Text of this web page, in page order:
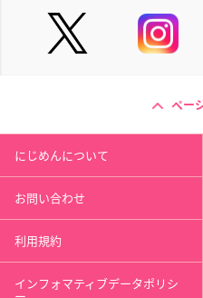
ペー
にじめんについて
お問い合わせ
利用規約
インフォマティブデータポリシ